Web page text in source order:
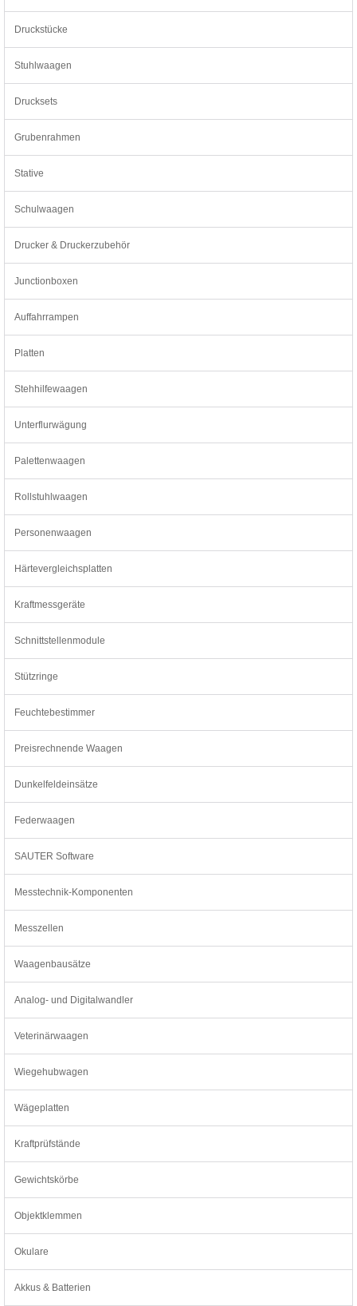
Druckstücke
Stuhlwaagen
Drucksets
Grubenrahmen
Stative
Schulwaagen
Drucker & Druckerzubehör
Junctionboxen
Auffahrrampen
Platten
Stehhilfewaagen
Unterflurwägung
Palettenwaagen
Rollstuhlwaagen
Personenwaagen
Härtevergleichsplatten
Kraftmessgeräte
Schnittstellenmodule
Stützringe
Feuchtebestimmer
Preisrechnende Waagen
Dunkelfeldeinsätze
Federwaagen
SAUTER Software
Messtechnik-Komponenten
Messzellen
Waagenbausätze
Analog- und Digitalwandler
Veterinärwaagen
Wiegehubwagen
Wägeplatten
Kraftprüfstände
Gewichtskörbe
Objektklemmen
Okulare
Akkus & Batterien